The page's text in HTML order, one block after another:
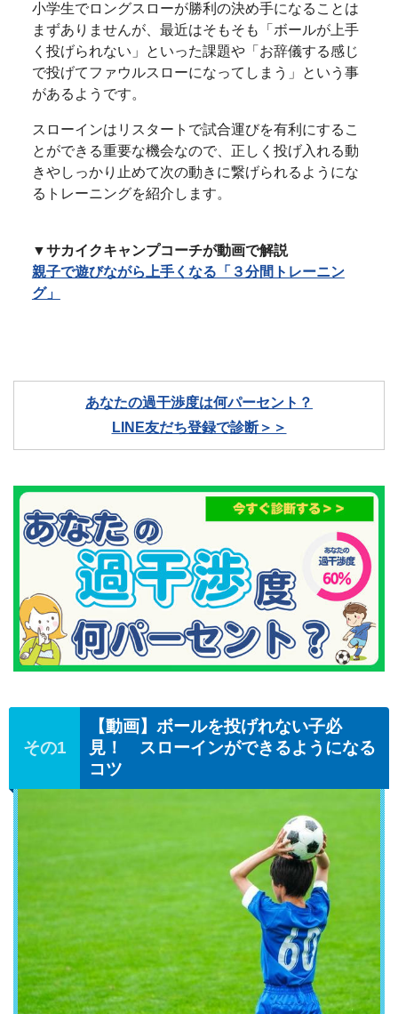
小学生でロングスローが勝利の決め手になることは
まずありませんが、最近はそもそも「ボールが上手
く投げられない」といった課題や「お辞儀する感じ
で投げてファウルスローになってしまう」という事
があるようです。
スローインはリスタートで試合運びを有利にするこ
とができる重要な機会なので、正しく投げ入れる動
きやしっかり止めて次の動きに繋げられるようにな
るトレーニングを紹介します。
▼サカイクキャンプコーチが動画で解説
親子で遊びながら上手くなる「３分間トレーニン
グ」
あなたの過干渉度は何パーセント？
LINE友だち登録で診断＞＞
【動画】ボールを投げれない子必
見！ スローインができるようになる
コツ